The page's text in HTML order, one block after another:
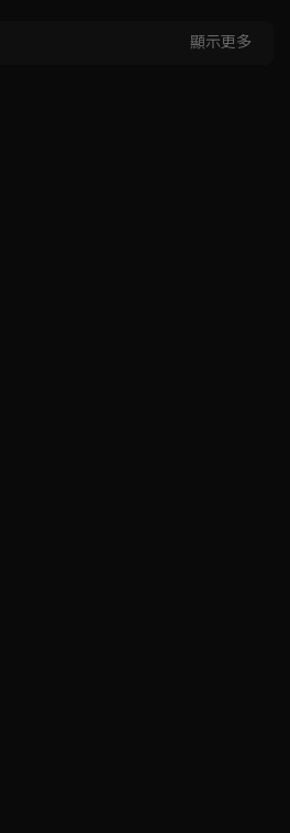
顯示更多